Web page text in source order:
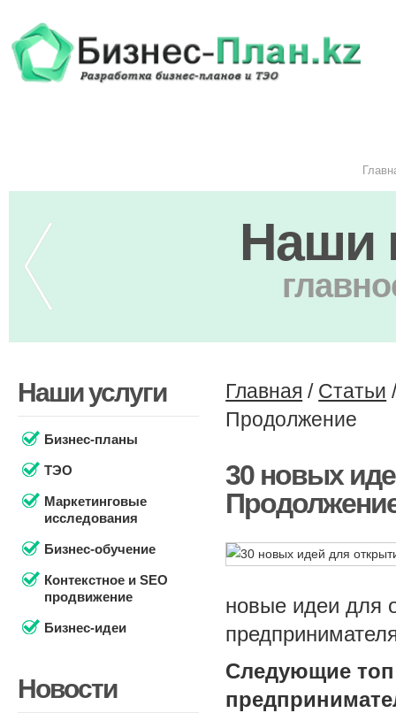
Наши
Наши услуги
Бизнес-планы
ТЭО
Маркетинговые
исследования
Бизнес-обучение
Контекстное и SEO
продвижение
Бизнес-идеи
Новости
Главная / Статьи
Продолжение
30 новых
новые идеи для
Следующие